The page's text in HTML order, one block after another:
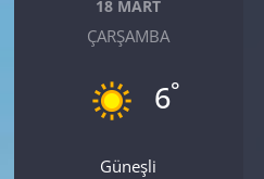
18 MART
ÇARŞAMBA
6°
Güneşli